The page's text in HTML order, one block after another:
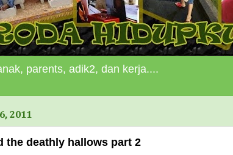
parents, adik2, dan kerja....
2011
the deathly hallows part 2